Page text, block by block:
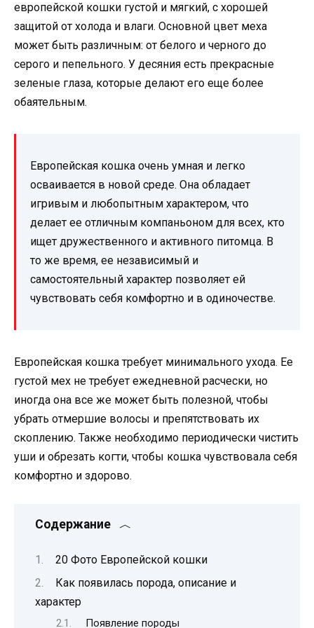
европейской кошки густой и мягкий, с хорошей
защитой от холода и влаги. Основной цвет меха
может быть различным: от белого и черного до
серого и пепельного. У десяния есть прекрасные
зеленые глаза, которые делают его еще более
обаятельным.
Европейская кошка очень умная и легко
осваивается в новой среде. Она обладает
игривым и любопытным характером, что
делает ее отличным компаньоном для всех, кто
ищет дружественного и активного питомца. В
то же время, ее независимый и
самостоятельный характер позволяет ей
чувствовать себя комфортно и в одиночестве.
Европейская кошка требует минимального ухода. Ее
густой мех не требует ежедневной расчески, но
иногда она все же может быть полезной, чтобы
убрать отмершие волосы и препятствовать их
скоплению. Также необходимо периодически чистить
уши и обрезать когти, чтобы кошка чувствовала себя
комфортно и здорово.
Содержание
20 Фото Европейской кошки
Как появилась порода, описание и
характер
Появление породы